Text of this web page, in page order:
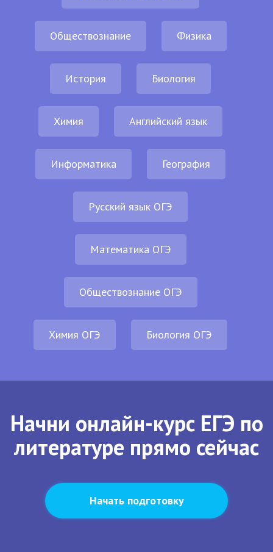
Обществознание Физика
История Биология
Химия Английский язык
Информатика География
Русский язык ОГЭ
Математика ОГЭ
Обществознание ОГЭ
Химия ОГЭ Биология ОГЭ
Начни онлайн-курс ЕГЭ по
литературе прямо сейчас
Начать подготовку